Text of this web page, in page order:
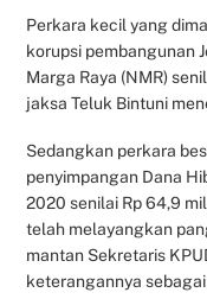
Perkara kecil yang
korupsi pembangunan
Marga Raya (NMR)
jaksa Teluk Bintuni
Sedangkan perkara
penyimpangan Dana
2020 senilai Rp 64,9
telah melayangkan
mantan Sekretaris
keterangannya